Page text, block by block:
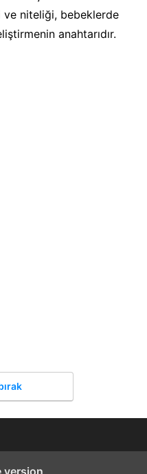
niteliği, bebeklerde
anahtarıdır.
version